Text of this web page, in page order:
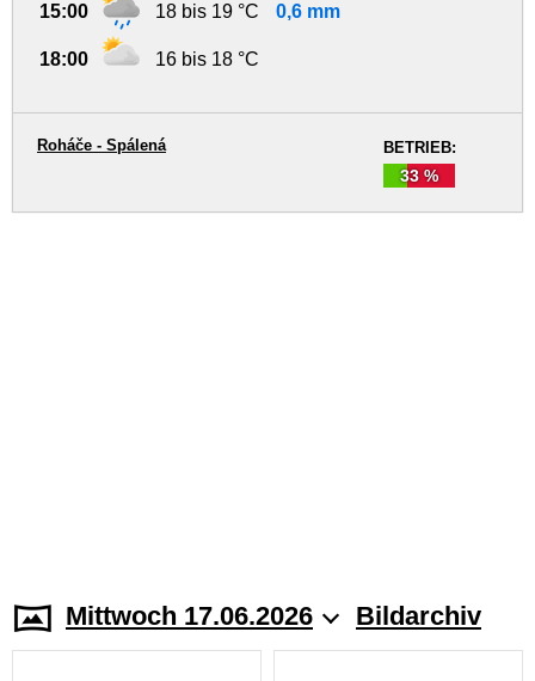
15:00 18 bis 19 °C 0,6 mm
18:00 16 bis 18 °C
BETRIEB:
33 %
Roháče - Spálená
Mittwoch 17.06.2026 Bildarchiv